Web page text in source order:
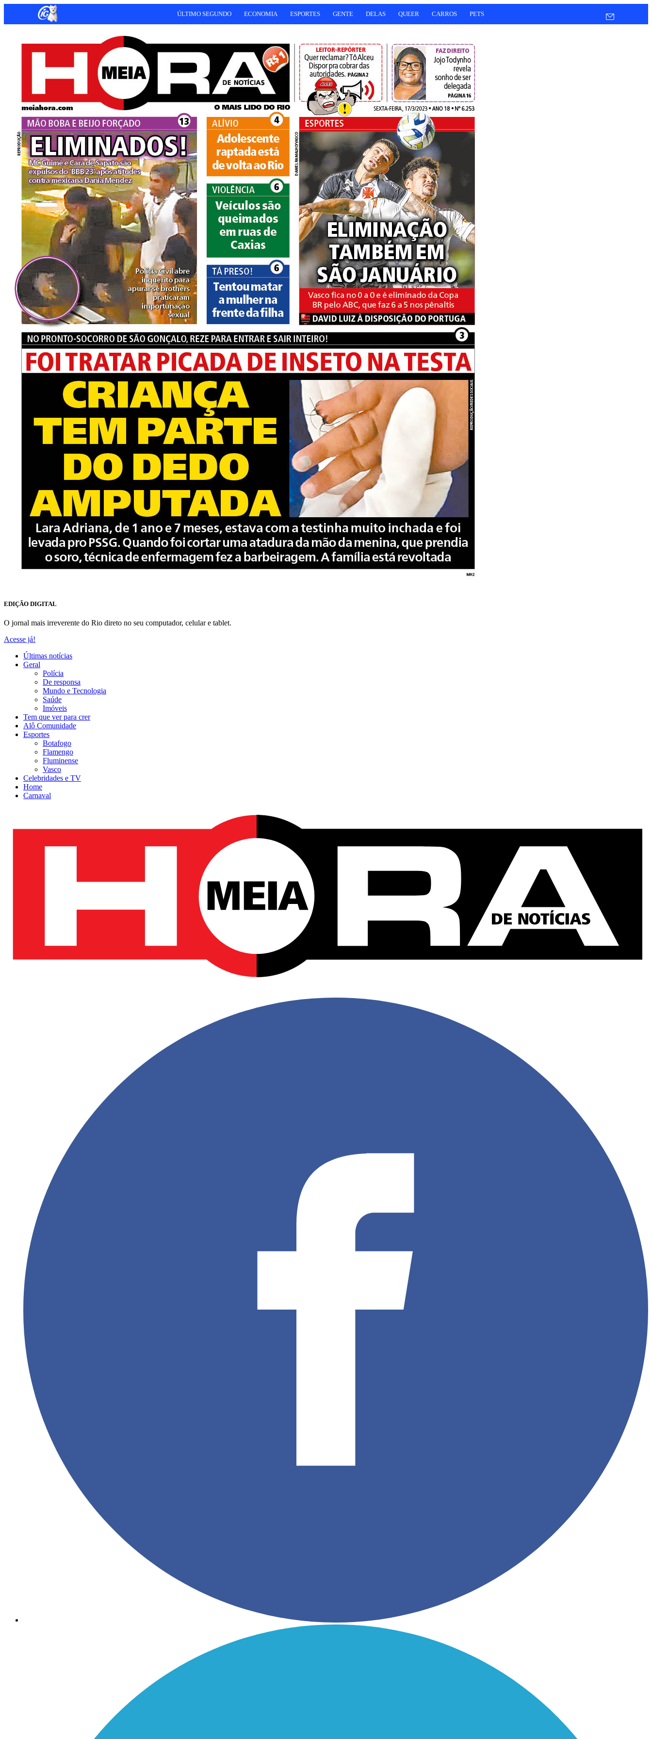
ÚLTIMO SEGUNDO ECONOMIA ESPORTES GENTE DELAS QUEER CARROS PETS
EDIÇÃO DIGITAL
O jornal mais irreverente do Rio direto no seu computador, celular e tablet.
Acesse já!
Últimas notícias
Geral
Polícia
De responsa
Mundo e Tecnologia
Saúde
Imóveis
Tem que ver para crer
Alô Comunidade
Esportes
Botafogo
Flamengo
Fluminense
Vasco
Celebridades e TV
Home
Carnaval